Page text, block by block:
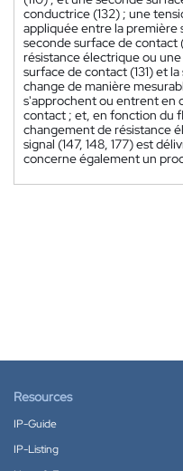
conductrice (132) ; une
appliquée entre la première
seconde surface de contact
résistance électrique ou
surface de contact (131) et
change de manière
s'approchent ou entrent en
contact ; et, en fonction du
changement de résistance
signal (147, 148, 177) est
concerne également un
Resources
IP-Guide
IP-Listing